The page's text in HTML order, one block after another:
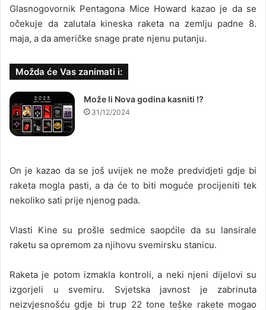
Glasnogovornik Pentagona Mice Howard kazao je da se
očekuje da zalutala kineska raketa na zemlju padne 8.
maja, a da američke snage prate njenu putanju.
Možda će Vas zanimati i:
Može li Nova godina kasniti !?
31/12/2024
On je kazao da se još uvijek ne može predvidjeti gdje bi
raketa mogla pasti, a da će to biti moguće procijeniti tek
nekoliko sati prije njenog pada.
Vlasti Kine su prošle sedmice saopćile da su lansirale
raketu sa opremom za njihovu svemirsku stanicu.
Raketa je potom izmakla kontroli, a neki njeni dijelovi su
izgorjeli u svemiru. Svjetska javnost je zabrinuta
neizvjesnošću gdje bi trup 22 tone teške rakete mogao